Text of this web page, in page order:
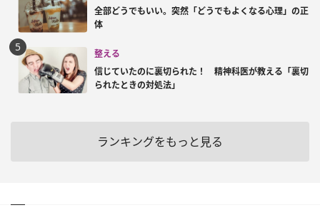
全部どうでもいい。突然「どうでもよくなる心理」の正
体
整える
信じていたのに裏切られた！ 精神科医が教える「裏切
られたときの対処法」
ランキングをもっと見る